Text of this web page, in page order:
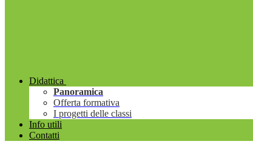
Didattica
Panoramica
Offerta formativa
I progetti delle classi
Info utili
Contatti